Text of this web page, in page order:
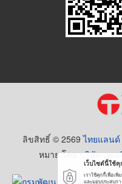
ลิขสิทธิ์ © 2569ไทยแลนด์
หมาย โดยบริษัท เทเ
เว็บไซต์นี้ใช้คุ
เราใช้คุกกี้เพื่อเพิ่
และมอบประสบก